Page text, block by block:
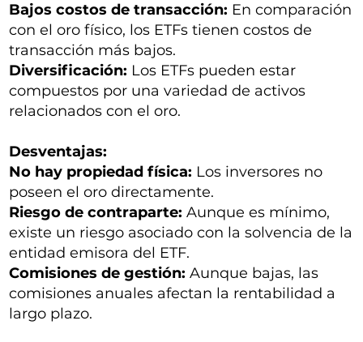
Bajos costos de transacción: En comparación
con el oro físico, los ETFs tienen costos de
transacción más bajos.
Diversificación: Los ETFs pueden estar
compuestos por una variedad de activos
relacionados con el oro.
Desventajas:
No hay propiedad física: Los inversores no
poseen el oro directamente.
Riesgo de contraparte: Aunque es mínimo,
existe un riesgo asociado con la solvencia de la
entidad emisora del ETF.
Comisiones de gestión: Aunque bajas, las
comisiones anuales afectan la rentabilidad a
largo plazo.